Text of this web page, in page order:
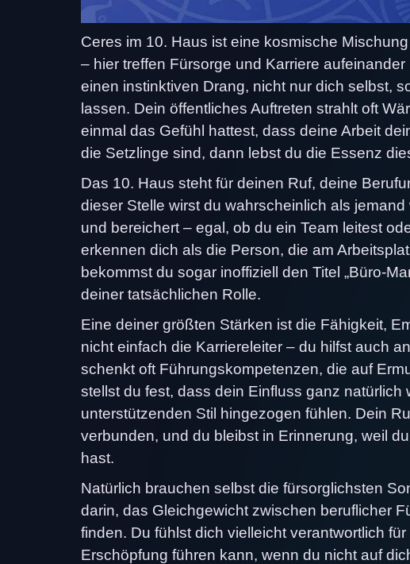
Ceres im 10. Haus ist eine kosmische
– hier treffen Fürsorge und Karriere
einen instinktiven Drang, nicht nur dich selbst,
lassen. Dein öffentliches Auftreten strahlt oft
einmal das Gefühl hattest, dass deine Arbeit
die Setzlinge sind, dann lebst du die Essenz
Das 10. Haus steht für deinen Ruf, deine
dieser Stelle wirst du wahrscheinlich als
und bereichert – egal, ob du ein Team leitest
erkennen dich als die Person, die am
bekommst du sogar inoffiziell den Titel „Büro-
deiner tatsächlichen Rolle.
Eine deiner größten Stärken ist die Fähigkeit,
nicht einfach die Karriereleiter – du hilfst auch
schenkt oft Führungskompetenzen, die auf
stellst du fest, dass dein Einfluss ganz
unterstützenden Stil hingezogen fühlen. Dein
verbunden, und du bleibst in Erinnerung, weil
hast.
Natürlich brauchen selbst die fürsorglichsten
darin, das Gleichgewicht zwischen beruflicher
finden. Du fühlst dich vielleicht verantwortlich
Erschöpfung führen kann, wenn du nicht auf